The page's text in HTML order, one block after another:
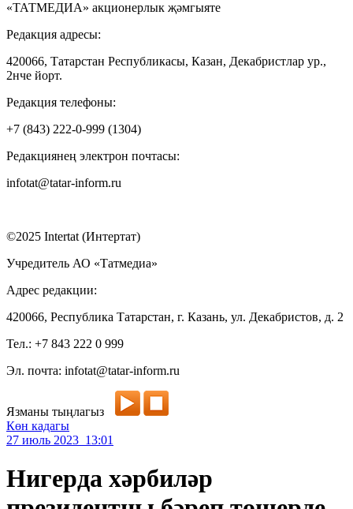
«ТАТМЕДИА» акционерлык җәмгыяте
Редакция адресы:
420066, Татарстан Республикасы, Казан, Декабристлар ур.,
2нче йорт.
Редакция телефоны:
+7 (843) 222-0-999 (1304)
Редакциянең электрон почтасы:
infotat@tatar-inform.ru
©2025 Intertat (Интертат)
Учредитель АО «Татмедиа»
Адрес редакции:
420066, Республика Татарстан, г. Казань, ул. Декабристов, д. 2
Тел.: +7 843 222 0 999
Эл. почта: infotat@tatar-inform.ru
Язманы тыңлагыз
Көн кадагы
27 июль 2023 13:01
Нигерда хәрбиләр